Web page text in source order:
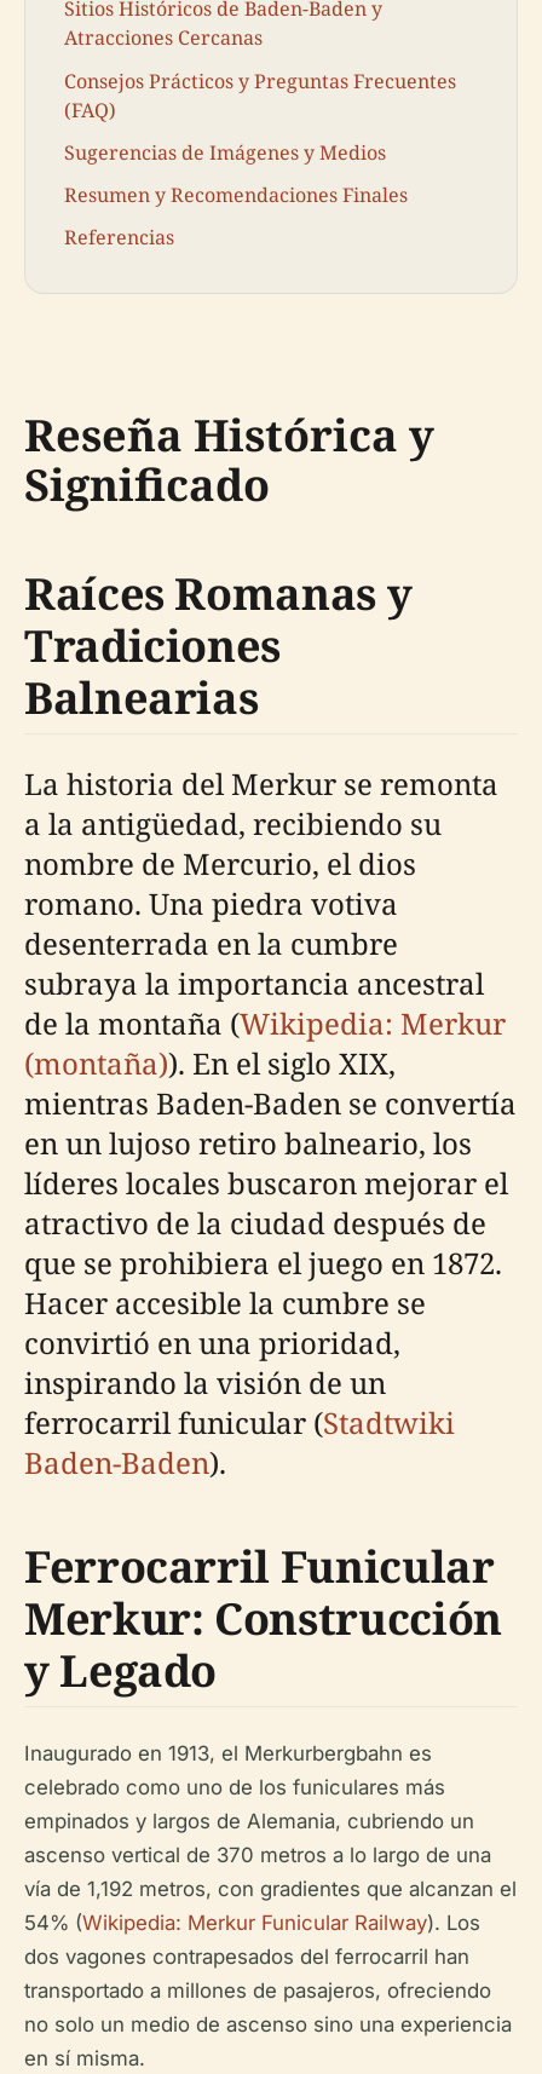
Sitios Históricos de Baden-Baden y
Atracciones Cercanas
Consejos Prácticos y Preguntas Frecuentes
(FAQ)
Sugerencias de Imágenes y Medios
Resumen y Recomendaciones Finales
Referencias
Reseña Histórica y
Significado
Raíces Romanas y
Tradiciones
Balnearias
La historia del Merkur se remonta
a la antigüedad, recibiendo su
nombre de Mercurio, el dios
romano. Una piedra votiva
desenterrada en la cumbre
subraya la importancia ancestral
de la montaña (Wikipedia: Merkur
(montaña)). En el siglo XIX,
mientras Baden-Baden se convertía
en un lujoso retiro balneario, los
líderes locales buscaron mejorar el
atractivo de la ciudad después de
que se prohibiera el juego en 1872.
Hacer accesible la cumbre se
convirtió en una prioridad,
inspirando la visión de un
ferrocarril funicular (Stadtwiki
Baden-Baden).
Ferrocarril Funicular
Merkur: Construcción
y Legado
Inaugurado en 1913, el Merkurbergbahn es
celebrado como uno de los funiculares más
empinados y largos de Alemania, cubriendo un
ascenso vertical de 370 metros a lo largo de una
vía de 1,192 metros, con gradientes que alcanzan el
54% (Wikipedia: Merkur Funicular Railway). Los
dos vagones contrapesados del ferrocarril han
transportado a millones de pasajeros, ofreciendo
no solo un medio de ascenso sino una experiencia
en sí misma.